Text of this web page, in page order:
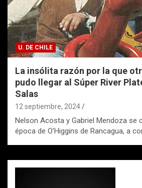
U. DE CHILE
La insólita razón por la que
pudo llegar al Súper River
Salas
12 septiembre, 2024
Nelson Acosta y Gabriel Mendoza se
época de O’Higgins de Rancagua, a